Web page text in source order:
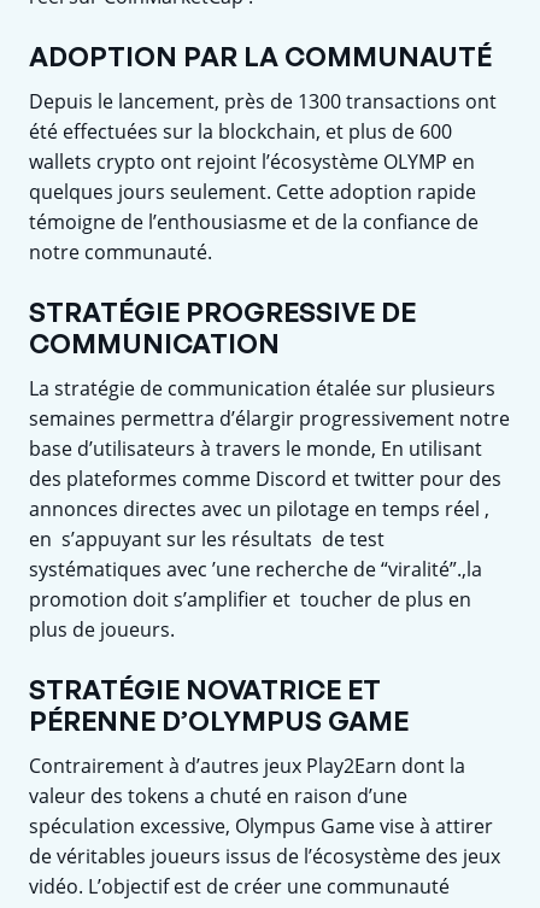
ADOPTION PAR LA COMMUNAUTÉ
Depuis le lancement, près de 1300 transactions ont
été effectuées sur la blockchain, et plus de 600
wallets crypto ont rejoint l’écosystème OLYMP en
quelques jours seulement. Cette adoption rapide
témoigne de l’enthousiasme et de la confiance de
notre communauté.
STRATÉGIE PROGRESSIVE DE
COMMUNICATION
La stratégie de communication étalée sur plusieurs
semaines permettra d’élargir progressivement notre
base d’utilisateurs à travers le monde, En utilisant
des plateformes comme Discord et twitter pour des
annonces directes avec un pilotage en temps réel ,
en s’appuyant sur les résultats de test
systématiques avec ’une recherche de “viralité”.,la
promotion doit s’amplifier et toucher de plus en
plus de joueurs.
STRATÉGIE NOVATRICE ET
PÉRENNE D’OLYMPUS GAME
Contrairement à d’autres jeux Play2Earn dont la
valeur des tokens a chuté en raison d’une
spéculation excessive, Olympus Game vise à attirer
de véritables joueurs issus de l’écosystème des jeux
vidéo. L’objectif est de créer une communauté